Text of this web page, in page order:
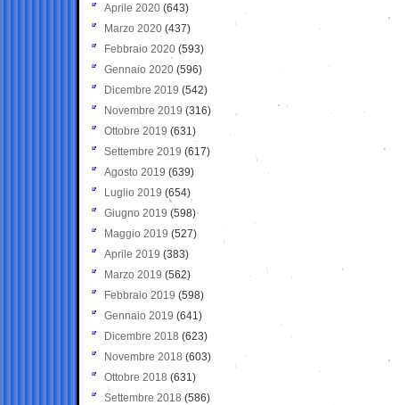
Aprile 2020 (643)
Marzo 2020 (437)
Febbraio 2020 (593)
Gennaio 2020 (596)
Dicembre 2019 (542)
Novembre 2019 (316)
Ottobre 2019 (631)
Settembre 2019 (617)
Agosto 2019 (639)
Luglio 2019 (654)
Giugno 2019 (598)
Maggio 2019 (527)
Aprile 2019 (383)
Marzo 2019 (562)
Febbraio 2019 (598)
Gennaio 2019 (641)
Dicembre 2018 (623)
Novembre 2018 (603)
Ottobre 2018 (631)
Settembre 2018 (586)